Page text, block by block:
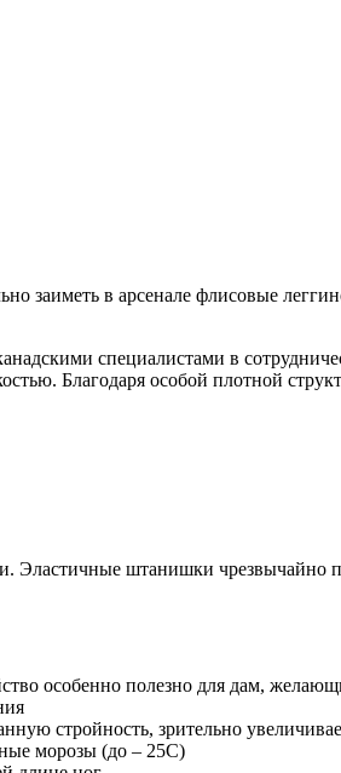
заиметь в арсенале флисовые
специалистами в
Благодаря особой плотной
Эластичные штанишки чрезвычайно
особенно полезно для дам,
стройность, зрительно
морозы (до – 25С)